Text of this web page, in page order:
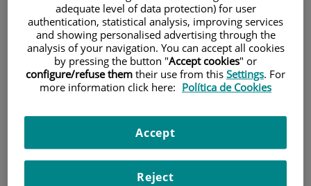
adequate level of data protection) for user
authentication, statistical analysis, improving services
and showing personalised advertising through the
analysis of your navigation. You can accept all cookies
by pressing the button "Accept cookies" or
configure/refuse them their use from this Settings. For
more information click here: Política de Cookies
Reject
Accept